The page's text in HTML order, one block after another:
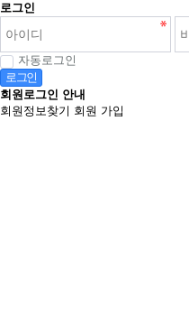
로그인
자동로그인
로그인
회원로그인 안내
회원정보찾기 회원 가입